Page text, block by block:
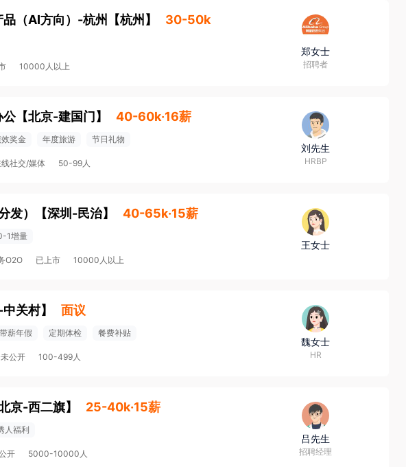
（AI方向）-杭州 【杭州 】 30-50k
10000人以上
郑女士
招聘者
公 【北京-建国门 】 40-60k·16薪
奖金 年度旅游 节日礼物
社交/媒体 50-99人
刘先生
HRBP
发） 【深圳-民治】 40-65k·15薪
1增量
O2O 已上市 10000人以上
王女士
关村】 面议
带薪年假 定期体检 餐费补贴
公开 100-499人
魏女士
HR
京-西二旗】 25-40k·15薪
人福利
开 5000-10000人
吕先生
招聘经理